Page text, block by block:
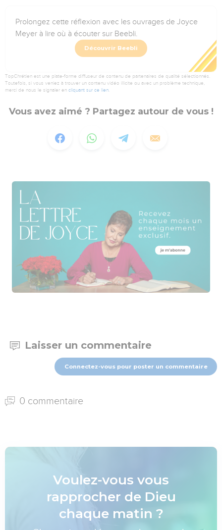
Prolongez cette réflexion avec les ouvrages de Joyce
Meyer à lire où à écouter sur Beebli.
Découvrir Beebli
TopChrétien est une plate-forme diffuseur de contenu de partenaires de qualité sélectionnés.
Toutefois, si vous veniez à trouver un contenu vidéo illicite ou avec un problème technique,
merci de nous le signaler en cliquant sur ce lien.
Vous avez aimé ? Partagez autour de vous !
Laisser un commentaire
Connectez-vous pour poster un commentaire
0 commentaire
Voulez-vous vous
rapprocher de Dieu
chaque matin ?